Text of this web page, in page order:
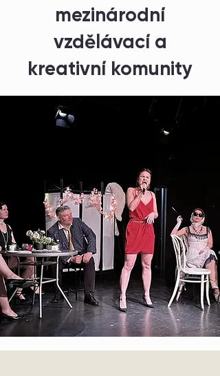
mezinárodní
vzdělávací a
kreativní komunity